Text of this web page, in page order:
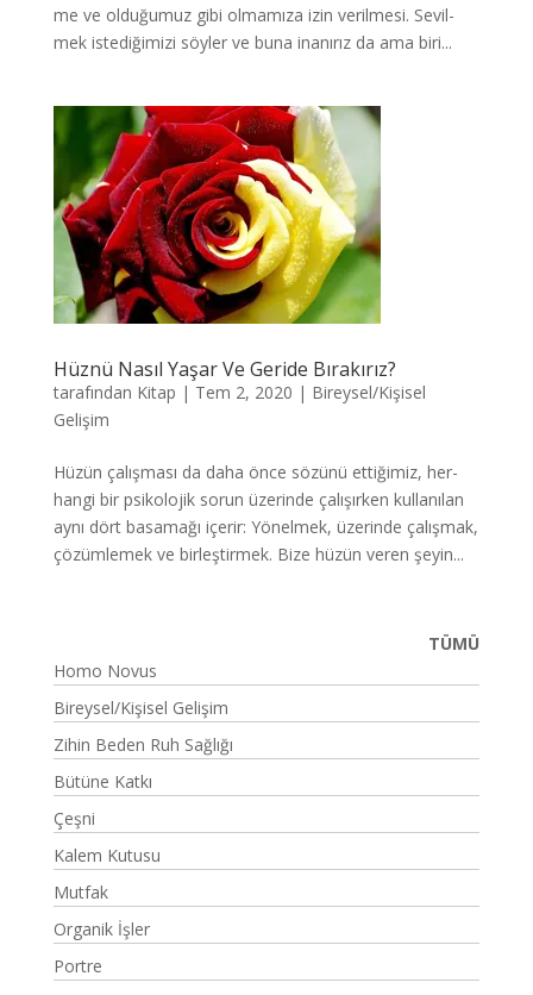
me ve ol­du­ğu­muz gi­bi ol­ma­mı­za izin ve­ril­me­si. Se­vil­
mek is­te­di­ği­mi­zi söy­ler ve bu­na ina­nı­rız da ama bi­ri...
Hüznü Nasıl Yaşar Ve Geride Bırakırız?
tarafından Kitap | Tem 2, 2020 | Bireysel/Kişisel
Gelişim
Hü­zün ça­lış­ma­sı da da­ha ön­ce sö­zü­nü et­ti­ği­miz, her­
han­gi bir psi­ko­lo­jik so­run üze­rin­de ça­lı­şır­ken kul­la­nı­lan
ay­nı dört ba­sa­ma­ğı içe­rir: Yö­nel­mek, üze­rin­de ça­lış­mak,
çö­züm­le­mek ve bir­leş­tir­mek. Bi­ze hü­zün ve­ren şe­yin...
TÜMÜ
Homo Novus
Bireysel/Kişisel Gelişim
Zihin Beden Ruh Sağlığı
Bütüne Katkı
Çeşni
Kalem Kutusu
Mutfak
Organik İşler
Portre